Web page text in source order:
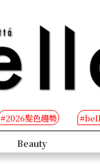
#2026髮色趨勢
Beauty